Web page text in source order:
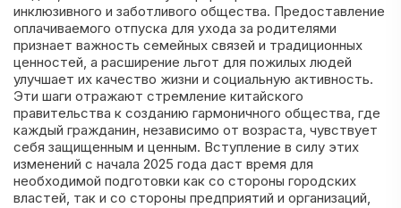
инклюзивного и заботливого общества. Предоставление
оплачиваемого отпуска для ухода за родителями
признает важность семейных связей и традиционных
ценностей, а расширение льгот для пожилых людей
улучшает их качество жизни и социальную активность.
Эти шаги отражают стремление китайского
правительства к созданию гармоничного общества, где
каждый гражданин, независимо от возраста, чувствует
себя защищенным и ценным. Вступление в силу этих
изменений с начала 2025 года даст время для
необходимой подготовки как со стороны городских
властей, так и со стороны предприятий и организаций,